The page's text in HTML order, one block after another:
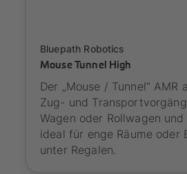
Bluepath Robotics
Mouse Tunnel High
Der „Mouse / Tunnel“ AMR
Zug- und
Wagen oder Rollwagen
ideal für enge Räume oder
unter Regalen.